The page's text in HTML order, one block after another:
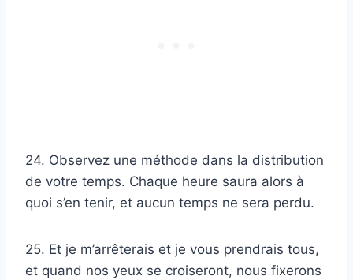
24. Observez une méthode dans la distribution
de votre temps. Chaque heure saura alors à
quoi s’en tenir, et aucun temps ne sera perdu.
25. Et je m’arrêterais et je vous prendrais tous,
et quand nos yeux se croiseront, nous fixerons